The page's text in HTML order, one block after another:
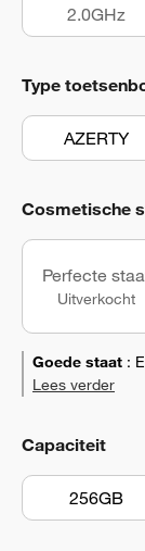
2.0GHz
Type
AZERTY
Cosmetische
Perfecte
Uitverkocht
Goede staat :
Lees verder
Capaciteit
256GB